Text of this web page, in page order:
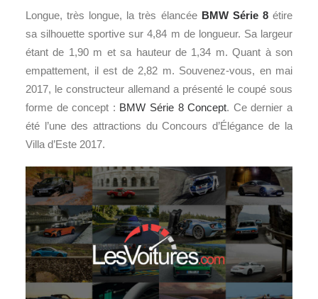
Longue, très longue, la très élancée BMWSérie 8étire
sa silhouette sportive sur 4,84 m de longueur. Sa largeur
étant de 1,90 m et sa hauteur de 1,34 m. Quant à son
empattement, il est de 2,82 m. Souvenez-vous, en mai
2017, le constructeur allemand a présenté le coupé sous
forme de concept : BMW Série 8 Concept. Ce dernier a
été l’une des attractions du Concours d’Élégance de la
Villa d’Este 2017.